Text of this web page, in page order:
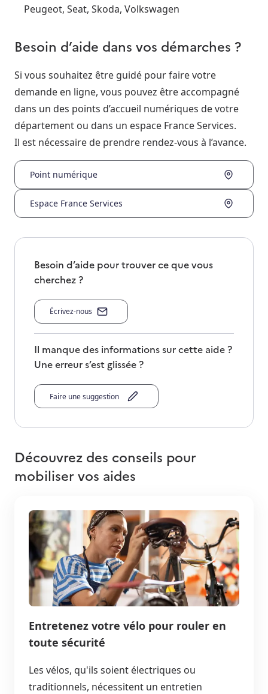
Peugeot, Seat, Skoda, Volkswagen
Besoin d’aide dans vos démarches ?
Si vous souhaitez être guidé pour faire votre
demande en ligne, vous pouvez être accompagné
dans un des points d’accueil numériques de votre
département ou dans un espace France Services.
Il est nécessaire de prendre rendez-vous à l’avance.
Point numérique
Espace France Services
Besoin d’aide pour trouver ce que vous
cherchez ?
Écrivez-nous
Il manque des informations sur cette aide ?
Une erreur s’est glissée ?
Faire une suggestion
Découvrez des conseils pour
mobiliser vos aides
Entretenez votre vélo pour rouler en
toute sécurité
Les vélos, qu'ils soient électriques ou
traditionnels, nécessitent un entretien